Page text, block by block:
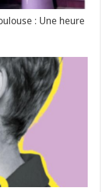
: Une heure